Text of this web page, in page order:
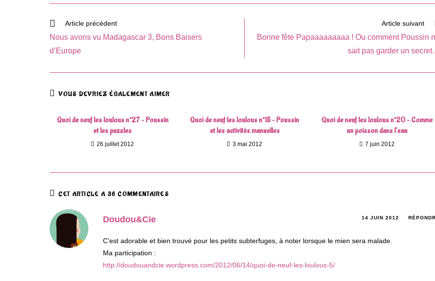
autre
Read
articles
Article précédent
Nous avons vu Madagascar 3, Bons Baisers
d’Europe
Article suivant
Bonne fête Papaaaaaaaaa ! Ou comment Poussin
sait pas garder un
VOUS DEVRIEZ ÉGALEMENT AIMER
Quoi de neuf les loulous n°27 – Poussin
et les puzzles
26 juillet 2012
Quoi de neuf les loulous n°15 – Poussin
et les activités manuelles
3 mai 2012
Quoi de neuf les loulous n°20 – Comme
un poisson dans l’eau
7 juin 2012
CET ARTICLE A 36 COMMENTAIRES
Doudou&Cie 14 JUIN 2012
C’est adorable et bien trouvé pour les petits subterfuges, à noter lorsque le mien sera malade.
Ma participation :
http://doudouandcie.wordpress.com/2012/06/14/quoi-de-neuf-les-loulous-5/